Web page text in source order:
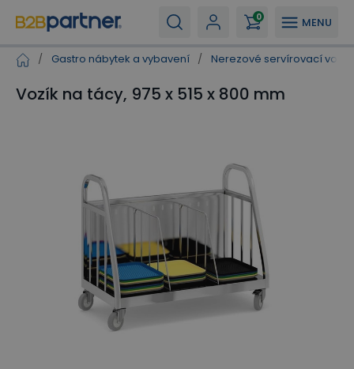
MENU
0
/ Gastro nábytek a vybavení / Nerezové servírovací
Vozík na tácy, 975 x 515 x 800 mm